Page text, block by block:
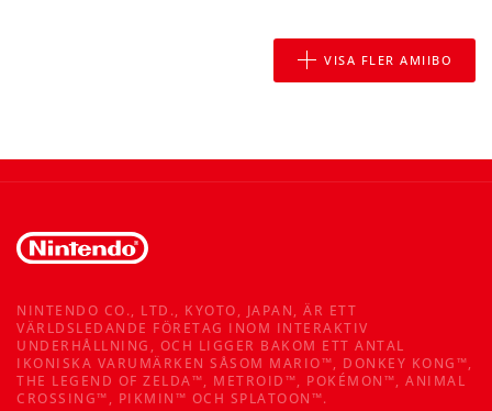
VISA FLER AMIIBO
NINTENDO CO., LTD., KYOTO, JAPAN, ÄR ETT
VÄRLDSLEDANDE FÖRETAG INOM INTERAKTIV
UNDERHÅLLNING, OCH LIGGER BAKOM ETT ANTAL
IKONISKA VARUMÄRKEN SÅSOM MARIO™, DONKEY KONG™,
THE LEGEND OF ZELDA™, METROID™, POKÉMON™, ANIMAL
CROSSING™, PIKMIN™ OCH SPLATOON™.